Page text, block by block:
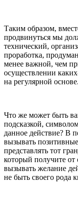
Таким образом,
продвинуться мы
технический,
проработка,
менее важной, чем
осуществлении
на регулярной основе.
Что же может быть
подсказкой,
данное действие? В
вызывать
представлять тот
который получите
вызывать желание
не быть своего рода